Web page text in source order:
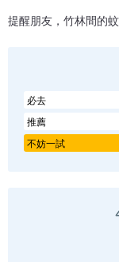
提醒朋友，竹林間的
必去
推薦
不妨一試